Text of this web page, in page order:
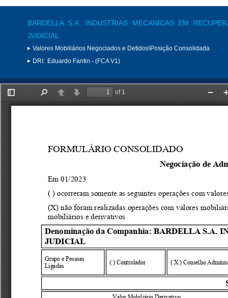
BARDELLA S.A. INDUSTRIAS MECANICAS EM
JUDICIAL
Valores Mobiliários Negociados e Detidos\Posição Consolidada
DRI: Eduardo Fantin - (FCA V1)